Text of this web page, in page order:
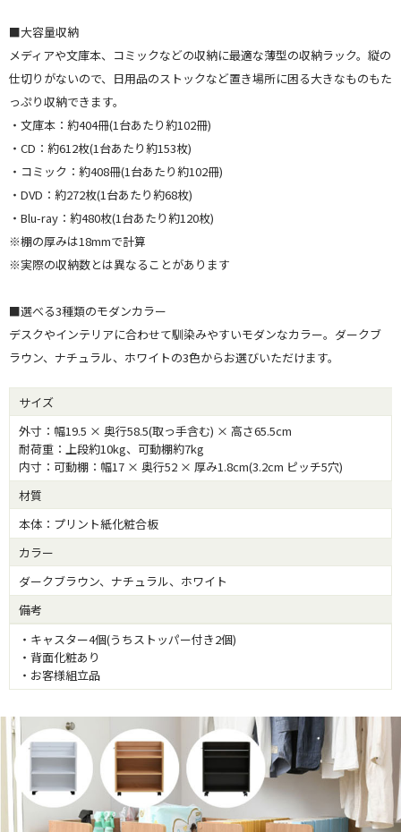
■大容量収納
メディアや文庫本、コミックなどの収納に最適な薄型の収納ラック。縦の
仕切りがないので、日用品のストックなど置き場所に困る大きなものもた
っぷり収納できます。
・文庫本：約404冊(1台あたり約102冊)
・CD：約612枚(1台あたり約153枚)
・コミック：約408冊(1台あたり約102冊)
・DVD：約272枚(1台あたり約68枚)
・Blu-ray：約480枚(1台あたり約120枚)
※棚の厚みは18mmで計算
※実際の収納数とは異なることがあります
■選べる3種類のモダンカラー
デスクやインテリアに合わせて馴染みやすいモダンなカラー。ダークブ
ラウン、ナチュラル、ホワイトの3色からお選びいただけます。
サイズ
外寸：幅19.5 × 奥行58.5(取っ手含む) × 高さ65.5cm
耐荷重：上段約10kg、可動棚約7kg
内寸：可動棚：幅17 × 奥行52 × 厚み1.8cm(3.2cm ピッチ5穴)
材質
本体：プリント紙化粧合板
カラー
ダークブラウン、ナチュラル、ホワイト
備考
・キャスター4個(うちストッパー付き2個)
・背面化粧あり
・お客様組立品